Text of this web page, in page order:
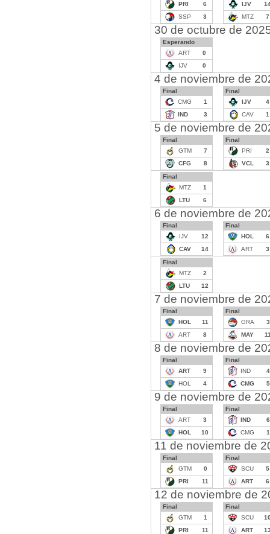
PRI
6
SSP
3
IJV
MTZ
7
30 de octubre de
Esperando
ART
0
IJV
0
4 de noviembre de
Final
CMG
1
IND
3
Final
IJV
4
CAV
1
5 de noviembre de
Final
GTM
7
CFG
8
Final
PRI
2
VCL
3
Final
MTZ
1
LTU
6
6 de noviembre de
Final
IJV
12
CAV
14
Final
HOL
6
ART
3
Final
MTZ
2
LTU
12
7 de noviembre de
Final
HOL
11
ART
8
Final
GRA
3
MAY
8 de noviembre de
Final
ART
9
HOL
4
Final
IND
4
CMG
5
9 de noviembre de
Final
ART
3
HOL
10
Final
IND
6
CMG
1
11 de noviembre de
Final
GTM
0
PRI
11
Final
SCU
5
ART
6
12 de noviembre de
Final
GTM
1
PRI
11
Final
SCU
ART